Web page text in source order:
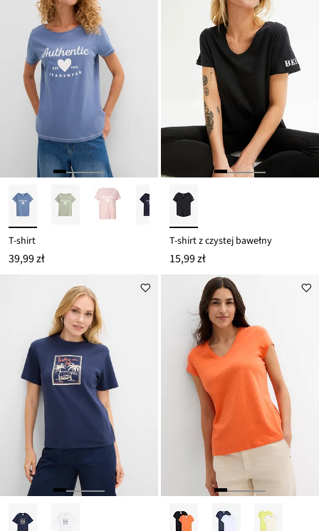
T-shirt
39,99 zł
T-shirt z czystej bawełny
15,99 zł